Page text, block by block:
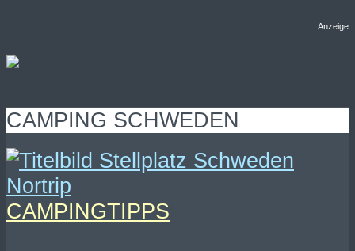
Anzeige
CAMPING SCHWEDEN
CAMPINGTIPPS